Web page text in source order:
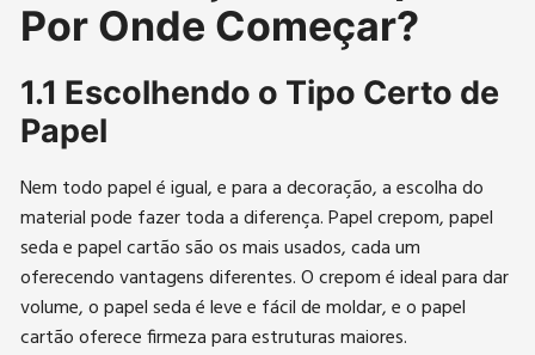
Por Onde Começar?
1.1 Escolhendo o Tipo Certo de
Papel
Nem todo papel é igual, e para a decoração, a escolha do
material pode fazer toda a diferença. Papel crepom, papel
seda e papel cartão são os mais usados, cada um
oferecendo vantagens diferentes. O crepom é ideal para dar
volume, o papel seda é leve e fácil de moldar, e o papel
cartão oferece firmeza para estruturas maiores.